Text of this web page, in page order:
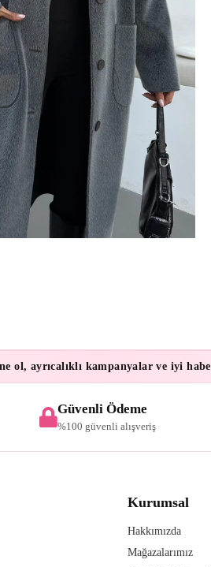
ayrıcalıklı kampanyalar ve iyi
Güvenli Ödeme
%100 güvenli alışveriş
Kurumsal
Hakkımızda
Mağazalarımız